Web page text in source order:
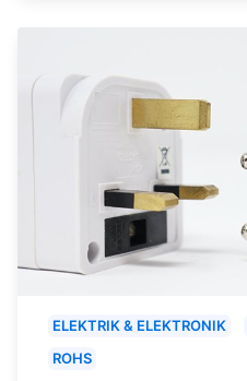
ELEKTRIK & ELEKTRONIK
ROHS